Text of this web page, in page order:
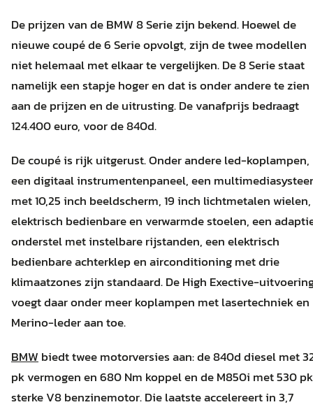
De prijzen van de BMW 8 Serie zijn bekend. Hoewel de
nieuwe coupé de 6 Serie opvolgt, zijn de twee modellen
niet helemaal met elkaar te vergelijken. De 8 Serie staat
namelijk een stapje hoger en dat is onder andere te zien
aan de prijzen en de uitrusting. De vanafprijs bedraagt
124.400 euro, voor de 840d.
De coupé is rijk uitgerust. Onder andere led-koplampen,
een digitaal instrumentenpaneel, een
met 10,25 inch beeldscherm, 19 inch lichtmetalen wielen,
elektrisch bedienbare en verwarmde stoelen, een
onderstel met instelbare rijstanden, een elektrisch
bedienbare achterklep en airconditioning met drie
klimaatzones zijn standaard. De High Exective-
voegt daar onder meer koplampen met lasertechniek en
Merino-leder aan toe.
BMW biedt twee motorversies aan: de 840d diesel met
pk vermogen en 680 Nm koppel en de M850i met 530 pk
sterke V8 benzinemotor. Die laatste accelereert in 3,7